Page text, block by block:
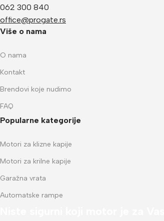
062 300 840
office@progate.rs
Više o nama
O nama
Kontakt
Brendovi koje nudimo
FAQ
Popularne kategorije
Motori za klizne kapije
Motori za krilne kapije
Garažna vrata
Automatske rampe